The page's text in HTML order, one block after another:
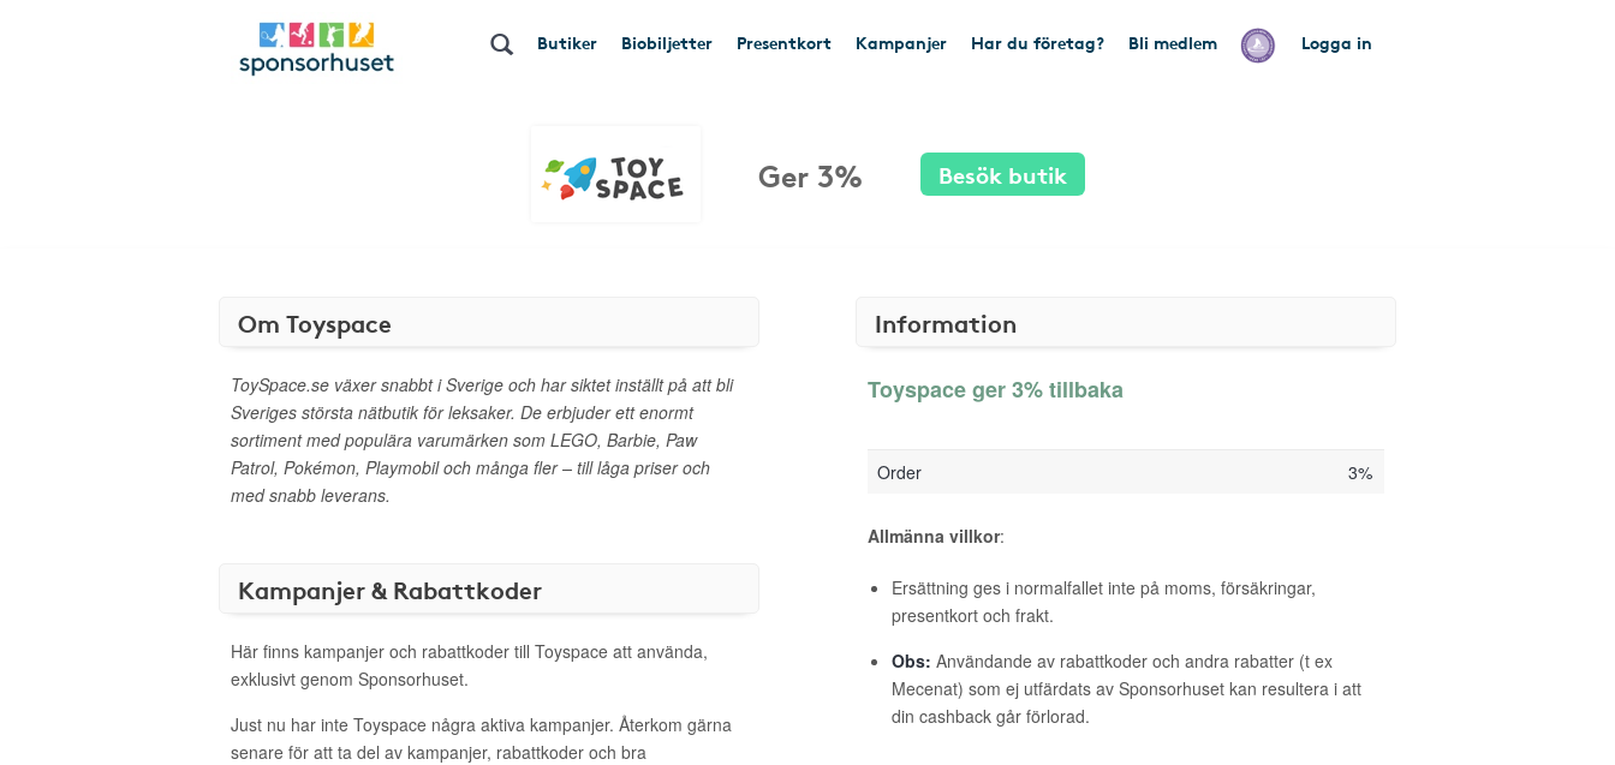
Butiker Biobiljetter Presentkort Kampanjer Har du företag? Bli medlem Logga in
Ger 3% Besök butik
Om Toyspace
ToySpace.se växer snabbt i Sverige och har siktet inställt på att bli
Sveriges största nätbutik för leksaker. De erbjuder ett enormt
sortiment med populära varumärken som LEGO, Barbie, Paw
Patrol, Pokémon, Playmobil och många fler – till låga priser och
med snabb leverans.
Kampanjer & Rabattkoder
Här finns kampanjer och rabattkoder till Toyspace att använda,
exklusivt genom Sponsorhuset.
Just nu har inte Toyspace några aktiva kampanjer. Återkom gärna
senare för att ta del av kampanjer, rabattkoder och bra
Information
Toyspace ger 3% tillbaka
Order 3%
Allmänna villkor:
Ersättning ges i normalfallet inte på moms, försäkringar,
presentkort och frakt.
Obs: Användande av rabattkoder och andra rabatter (t ex
Mecenat) som ej utfärdats av Sponsorhuset kan resultera i att
din cashback går förlorad.